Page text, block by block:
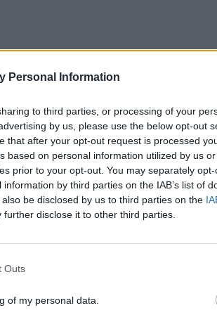
Personal Information
to third parties, or processing of your
by us, please use the below opt-out
that after your opt-out request is processed
based on personal information utilized by us
prior to your opt-out. You may separately
by third parties on the IAB’s list of
be disclosed by us to third parties on the
further disclose it to other third parties.
Outs
of my personal data.
apoio à população, bem como à
2026, está prevista uma
Grandes Opções do Plano
PS e a abstenção do único